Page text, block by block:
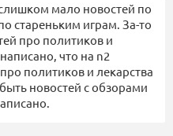
мало новостей по
стареньким играм. За-то
про политиков и
что на n2
политиков и лекарства
новостей с обзорами